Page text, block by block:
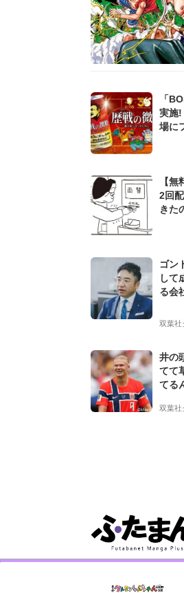
「
実施!
場に
【
2回
きた
ゴン
して
る会
グ会
双葉社
井の
てて
てる
バ
もら
双葉社